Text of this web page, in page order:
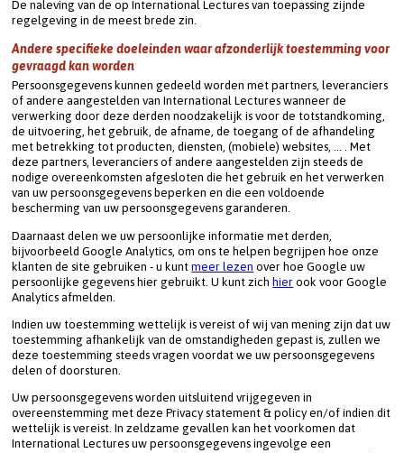
De naleving van de op International Lectures van toepassing zijnde
regelgeving in de meest brede zin.
Andere specifieke doeleinden waar afzonderlijk toestemming voor
gevraagd kan worden
Persoonsgegevens kunnen gedeeld worden met partners, leveranciers
of andere aangestelden van International Lectures wanneer de
verwerking door deze derden noodzakelijk is voor de totstandkoming,
de uitvoering, het gebruik, de afname, de toegang of de afhandeling
met betrekking tot producten, diensten, (mobiele) websites, … . Met
deze partners, leveranciers of andere aangestelden zijn steeds de
nodige overeenkomsten afgesloten die het gebruik en het verwerken
van uw persoonsgegevens beperken en die een voldoende
bescherming van uw persoonsgegevens garanderen.
Daarnaast delen we uw persoonlijke informatie met derden,
bijvoorbeeld Google Analytics, om ons te helpen begrijpen hoe onze
klanten de site gebruiken - u kunt meer lezen over hoe Google uw
persoonlijke gegevens hier gebruikt. U kunt zich hier ook voor Google
Analytics afmelden.
Indien uw toestemming wettelijk is vereist of wij van mening zijn dat uw
toestemming afhankelijk van de omstandigheden gepast is, zullen we
deze toestemming steeds vragen voordat we uw persoonsgegevens
delen of doorsturen.
Uw persoonsgegevens worden uitsluitend vrijgegeven in
overeenstemming met deze Privacy statement & policy en/of indien dit
wettelijk is vereist. In zeldzame gevallen kan het voorkomen dat
International Lectures uw persoonsgegevens ingevolge een